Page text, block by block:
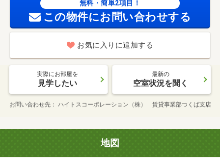
無料・簡単2項目！
この物件にお問い合わせする
お気に入りに追加する
実際にお部屋を
見学したい
最新の
空室状況を聞く
お問い合わせ先 ハイトスコーポレーション（株） 賃貸事業部つくば支店
地図